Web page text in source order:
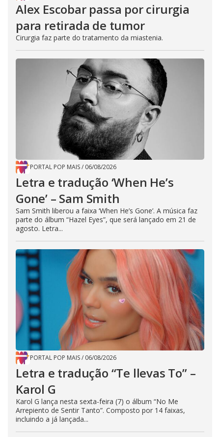
Alex Escobar passa por cirurgia
para retirada de tumor
Cirurgia faz parte do tratamento da miastenia.
PORTAL POP MAIS/ 06/08/2026
Letra e tradução ‘When He’s
Gone’ – Sam Smith
Sam Smith liberou a faixa ‘When He’s Gone’. A música faz
parte do álbum “Hazel Eyes”, que será lançado em 21 de
agosto. Letra...
PORTAL POP MAIS/ 06/08/2026
Letra e tradução “Te llevas To” –
Karol G
Karol G lança nesta sexta-feira (7) o álbum “No Me
Arrepiento de Sentir Tanto”. Composto por 14 faixas,
incluindo a já lançada...